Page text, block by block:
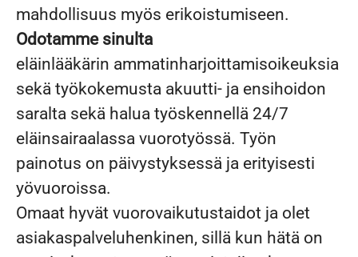
mahdollisuus myös erikoistumiseen.
Odotamme sinulta
eläinlääkärin ammatinharjoittamisoikeuksia
sekä työkokemusta akuutti- ja ensihoidon
saralta sekä halua työskennellä 24/7
eläinsairaalassa vuorotyössä. Työn
painotus on päivystyksessä ja erityisesti
yövuoroissa.
Omaat hyvät vuorovaikutustaidot ja olet
asiakaspalveluhenkinen, sillä kun hätä on